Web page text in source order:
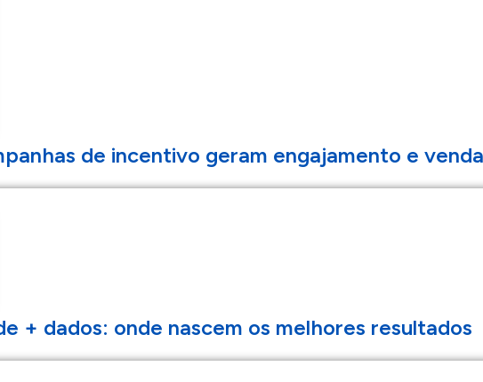
de incentivo geram engajamento e
+ dados: onde nascem os melhores resultados